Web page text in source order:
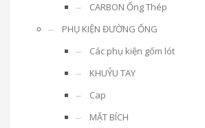
CARBON Ống Thép
PHỤ KIỆN ĐƯỜNG ỐNG
Các phụ kiện gốm lót
KHUỶU TAY
Cap
MẶT BÍCH